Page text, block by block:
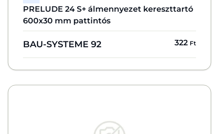
PRELUDE 24 S+ álmennyezet kereszttartó
600x30 mm pattintós
BAU-SYSTEME 92 322 Ft